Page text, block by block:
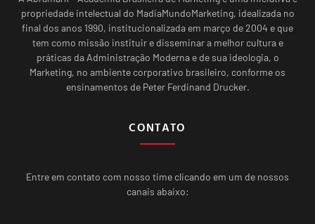
propriedade intelectual do MadiaMundoMarketing, idealizada no
final dos anos 1990, institucionalizada em março de 2004 e que
tem como missão instituir e disseminar a melhor cultura e
práticas da Administração Moderna e de sua ideologia, o
Marketing, no ambiente corporativo brasileiro, conforme os
ensinamentos de Peter Ferdinand Drucker.
CONTATO
Entre em contato com nosso time clicando em um de nossos
canais abaixo: